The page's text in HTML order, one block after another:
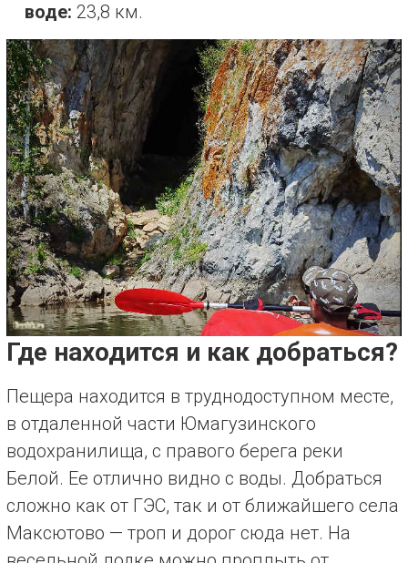
воде: 23,8 км.
Где находится и как добраться?
Пещера находится в труднодоступном месте,
в отдаленной части Юмагузинского
водохранилища, с правого берега реки
Белой. Ее отлично видно с воды. Добраться
сложно как от ГЭС, так и от ближайшего села
Максютово — троп и дорог сюда нет. На